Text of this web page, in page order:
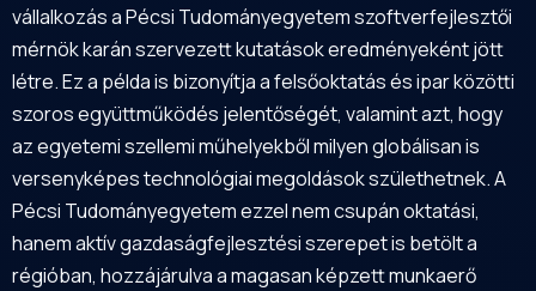
vállalkozás a Pécsi Tudományegyetem szoftverfejlesztői
mérnök karán szervezett kutatások eredményeként jött
létre. Ez a példa is bizonyítja a felsőoktatás és ipar közötti
szoros együttműködés jelentőségét, valamint azt, hogy
az egyetemi szellemi műhelyekből milyen globálisan is
versenyképes technológiai megoldások születhetnek. A
Pécsi Tudományegyetem ezzel nem csupán oktatási,
hanem aktív gazdaságfejlesztési szerepet is betölt a
régióban, hozzájárulva a magasan képzett munkaerő